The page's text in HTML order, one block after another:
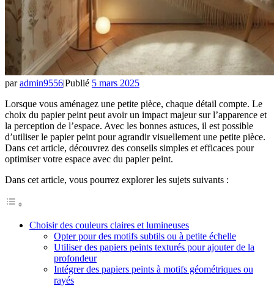
paradmin9556|Publié 5 mars 2025
Lorsque vous aménagez une petite pièce, chaque détail compte. Le
choix du papier peint peut avoir un impact majeur sur l’apparence et
la perception de l’espace. Avec les bonnes astuces, il est possible
d’utiliser le papier peint pour agrandir visuellement une petite pièce.
Dans cet article, découvrez des conseils simples et efficaces pour
optimiser votre espace avec du papier peint.
Dans cet article, vous pourrez explorer les sujets suivants :
Choisir des couleurs claires et lumineuses
Opter pour des motifs subtils ou à petite échelle
Utiliser des papiers peints texturés pour ajouter de la
profondeur
Intégrer des papiers peints à motifs géométriques ou
rayés